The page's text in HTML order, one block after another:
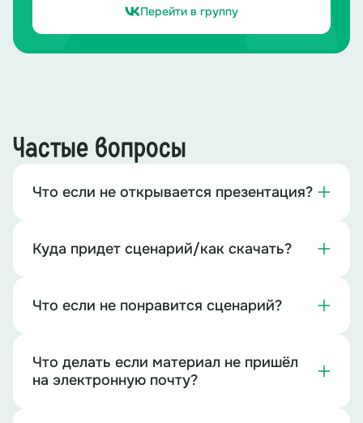
Перейти в группу
Частые вопросы
Что если не открывается презентация?
Куда придет сценарий/как скачать?
Что если не понравится сценарий?
Что делать если материал не пришёл
на электронную почту?